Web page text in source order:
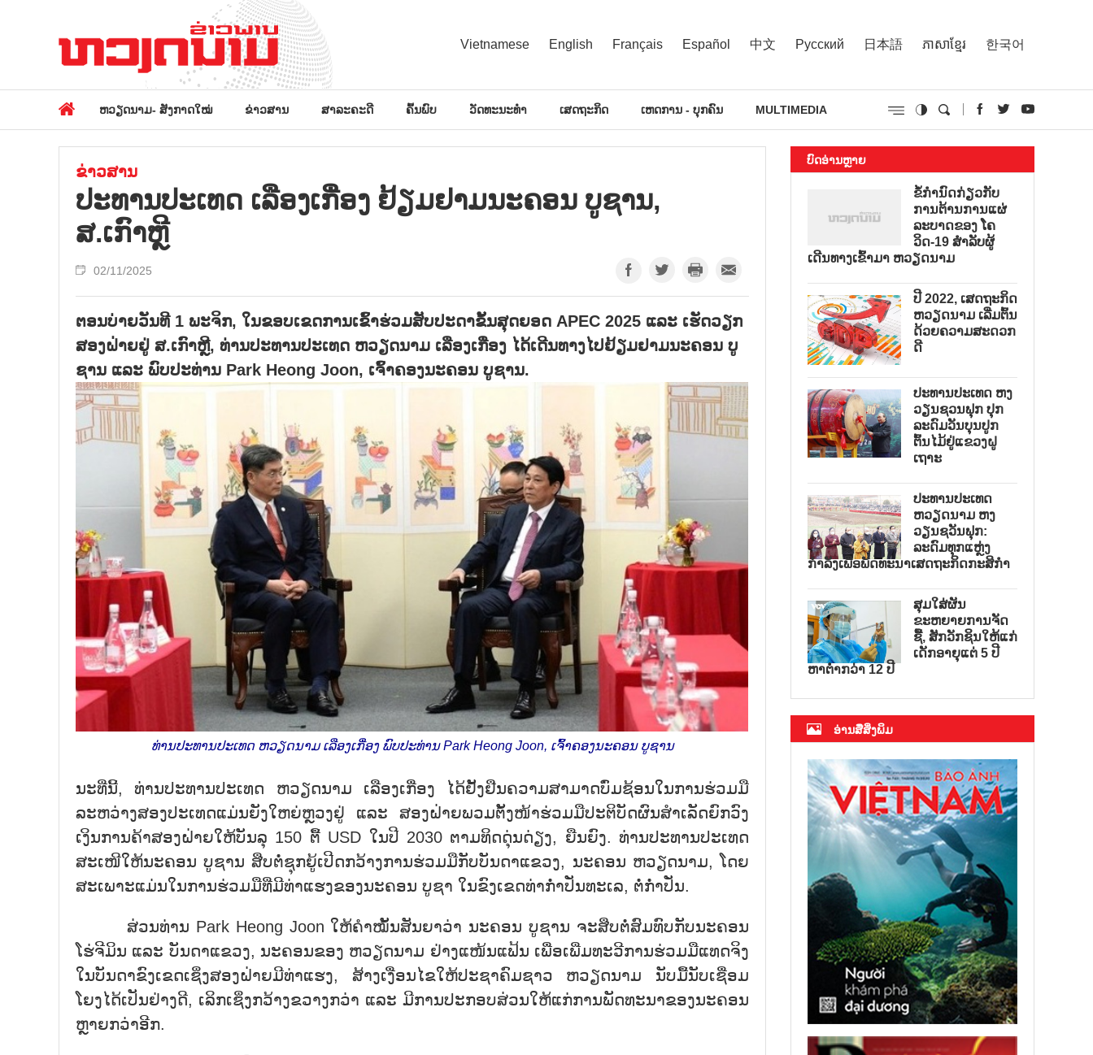
Vietnamese English Français Español 中文 Русский 日本語 ភាសាខ្មែរ 한국어
ຫວຽດນາມ- ສັງກາດໃໝ່ ຂ່າວສານ ສາລະຄະດີ ຄົ້ນພົບ ວັດທະນະທຳ ເສດຖະກິດ ເຫດການ - ບຸກຄົນ MULTIMEDIA
ຂ່າວສານ
ປ​ະ​ທານ​ປະ​ເທດ​ ເລືອງ​ເກື່ອງ ຢ້ຽມ​ຢາມ​ນະ​ຄອນ ບູ​ຊານ,
ສ.ເກົາຫຼີ
02/11/2025
ຕອນບ່າຍວັນທີ 1 ພະຈິກ, ໃນຂອບເຂດການເຂົ້າຮ່ວມສັບປະດາຂັ້ນສຸດຍອດ APEC 2025 ແລະ ເຮັດວຽກ
ສອງຝ່າຍຢູ່ ສ.ເກົາຫຼີ, ທ່ານປະທານປະເທດ ຫວຽດນາມ ເລືອງເກື່ອງ ໄດ້ເດີນທາງໄປຢ້ຽມຢາມນະຄອນ ບູ
ຊານ ແລະ ພົບປະທ່ານ Park Heong Joon, ເຈົ້າຄອງນະຄອນ ບູຊານ.
ທ່ານປະທານປະເທດ ຫວຽດນາມ ເລືອງເກື່ອງ ພົບປະທ່ານ Park Heong Joon, ເຈົ້າຄອງນະຄອນ ບູຊານ
ນະທີ່ນີ້, ທ່ານປະທານປະເທດ ຫວຽດນາມ ເລືອງເກື່ອງ ໄດ້ຢັ້ງຢືນຄວາມສາມາດບົ່ມຊ້ອນໃນການຮ່ວມມື
ລະຫວ່າງສອງປະເທດແມ່ນຍັງໃຫຍ່ຫຼວງຢູ່ ແລະ ສອງຝ່າຍພວມຕັ້ງໜ້າຮ່ວມມືປະຕິບັດຜົນສຳເລັດຍົກວົງ
ເງິນການຄ້າສອງຝ່າຍໃຫ້ບັນລຸ 150 ຕື້ USD ໃນປີ 2030 ຕາມທິດດຸ່ນດ່ຽງ, ຍືນຍົງ. ທ່ານປະທານປະເທດ
ສະເໜີໃຫ້ນະຄອນ ບູຊານ ສືບຕໍ່ຊຸກຍູ້ເປີດກວ້າງການຮ່ວມມືກັບບັນດາແຂວງ, ນະຄອນ ຫວຽດນາມ, ໂດຍ
ສະເພາະແມ່ນໃນການຮ່ວມມືທີ່ມີທ່າແຮງຂອງນະຄອນ ບູຊາ ໃນຂົງເຂດທ່າກ່ຳປັ່ນທະເລ, ຕໍ່ກໍ່າປັ່ນ.
ສ່ວນທ່ານ Park Heong Joon ໃຫ້ຄຳໝັ້ນສັນຍາວ່າ ນະຄອນ ບູຊານ ຈະສືບຕໍ່ສົມທົບກັບນະຄອນ
ໂຮ່ຈີມິນ ແລະ ບັນດາແຂວງ, ນະຄອນຂອງ ຫວຽດນາມ ຢ່າງແໜ້ນແຟ້ນ ເພື່ອເພີ່ມທະວີການຮ່ວມມືແທດຈິງ
ໃນບັນດາຂົງເຂດເຊິ່ງສອງຝ່າຍມີທ່າແຮງ, ສ້າງເງື່ອນໄຂໃຫ້ປະຊາຄົມຊາວ ຫວຽດນາມ ນັບມື້ນັບເຊື່ອມ
ໂຍງໄດ້ເປັນຢ່າງດີ, ເລິກເຊິ່ງກວ້າງຂວາງກວ່າ ແລະ ມີການປະກອບສ່ວນໃຫ້ແກ່ການພັດທະນາຂອງນະຄອນ
ຫຼາຍກວ່າອີກ.
ບົດອ່ານຫຼາຍ
ຂໍ້ກຳນົດກ່ຽວກັບ
ການຕ້ານການແຜ່
ລະບາດຂອງ ໂຄ
ວິດ-19 ສຳລັບຜູ້
ເດີນທາງເຂົ້າມາ ຫວຽດນາມ
ປີ 2022, ເສດຖະກິດ
ຫວຽດນາມ ເລີ່ມຕົ້ນ
ດ້ວຍຄວາມສະດວກ
ດີ
ປະທານປະເທດ ຫງ
ວຽນຊວນຟຸກ ປຸກ
ລະດົມວັນບຸນປູກ
ຕົ້ນໄມ້ຢູ່ແຂວງຝູ
ເຖາະ
ປະທານປະເທດ
ຫວຽດນາມ ຫງ
ວຽນຊວັນຟຸກ:
ລະດົມທຸກແຫຼ່ງ
ກຳລັງເພື່ອພັດທະນາເສດຖະກິດກະສິກຳ
ສຸມໃສ່ຜັນ
ຂະຫຍາຍການຈັດ
ຊື້, ສັກວັກຊິນໃຫ້ແກ່
ເດັກອາຍຸແຕ່ 5 ປີ
ຫາຕ່ຳກວ່າ 12 ປີ
ອ່ານສື່ສິ່ງພິມ